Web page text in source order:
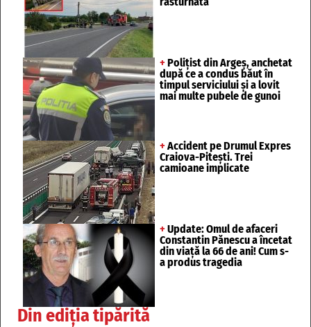
+ Polițist din Argeș, anchetat
după ce a condus băut în
timpul serviciului și a lovit
mai multe pubele de gunoi
+ Accident pe Drumul Expres
Craiova-Pitești. Trei
camioane implicate
+ Update: Omul de afaceri
Constantin Pănescu a încetat
din viață la 66 de ani! Cum s-
a produs tragedia
Din ediția tipărită